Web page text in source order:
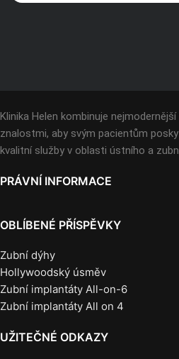
Klinika Helen kombinuje
znalostmi, aby svým pacientům
kvalitní služby v oblasti ústního a
PRÁVNÍ INFORMACE
OBLÍBENÉ PŘÍSPĚVKY
Zubní dýhy
Hollywoodský úsměv
Zubní implantáty All-on-6
Zubní implantáty All on 4
UŽITEČNÉ ODKAZY